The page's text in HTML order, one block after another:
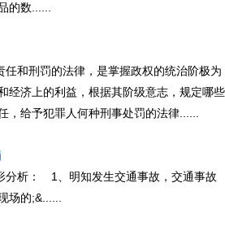
的数......
和刑罚的法律，是掌握政权的统治阶极为
经济上的利益，根据其阶级意志，规定哪些
，给予犯罪人何种刑事处罚的法律......
析： 1、明知发生交通事故，交通事故
场的;&......